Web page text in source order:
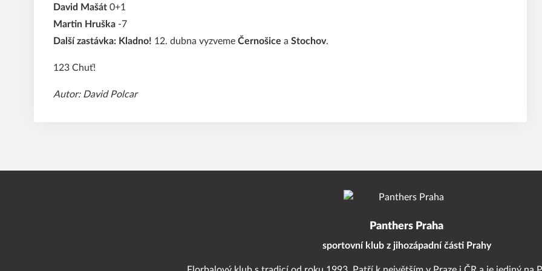
David Mašát 0+1
Martin Hruška -7
Další zastávka: Kladno! 12. dubna vyzveme Černošice a Stochov.
123 Chuť!
Autor: David Polcar
Panthers Praha
sportovní klub z jihozápadní části Prahy